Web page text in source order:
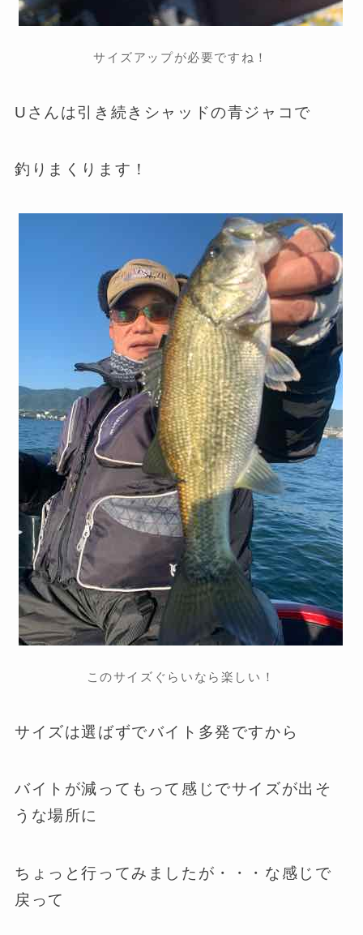
サイズアップが必要ですね！
Uさんは引き続きシャッドの青ジャコで
釣りまくります！
このサイズぐらいなら楽しい！
サイズは選ばずでバイト多発ですから
バイトが減ってもって感じでサイズが出そ
うな場所に
ちょっと行ってみましたが・・・な感じで
戻って